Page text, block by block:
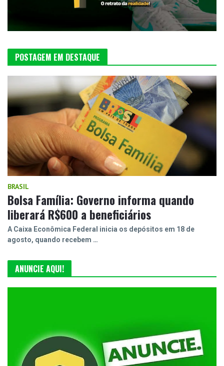
POSTAGEM EM DESTAQUE
BRASIL
Bolsa Família: Governo informa quando
liberará R$600 a beneficiários
A Caixa Econômica Federal inicia os depósitos em 18 de
agosto, quando recebem …
ANUNCIE AQUI!